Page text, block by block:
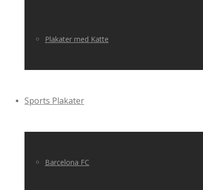
Plakater med Katte
Sports Plakater
Barcelona FC